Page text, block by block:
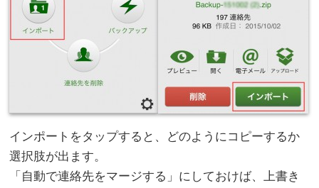
インポートをタップすると、どのようにコピーするか
選択肢が出ます。
「自動で連絡先をマージする」にしておけば、上書き